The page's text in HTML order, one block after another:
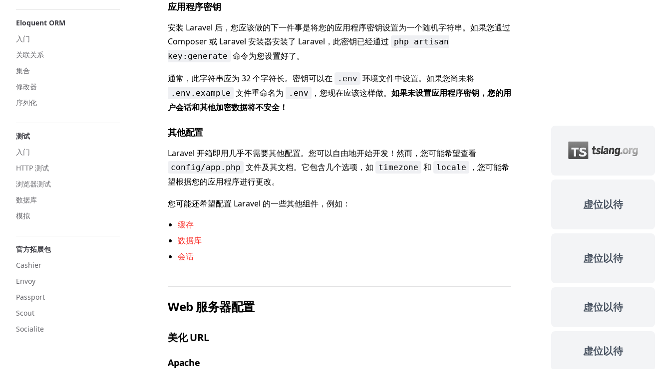
Eloquent ORM
入门
关联关系
集合
修改器
序列化
测试
入门
HTTP 测试
浏览器测试
数据库
模拟
官方拓展包
Cashier
Envoy
Passport
Scout
Socialite
虚位以待
虚位以待
虚位以待
虚位以待
应用程序密钥
安装 Laravel 后，您应该做的下一件事是将您的应用程序密钥设置为一个随机字符串。如果您通过
Composer 或 Laravel 安装器安装了 Laravel，此密钥已经通过
php artisan
key:generate 命令为您设置好了。
通常，此字符串应为 32 个字符长。密钥可以在 .env 环境文件中设置。如果您尚未将
.env.example 文件重命名为 .env ，您现在应该这样做。 如果未设置应用程序密钥，您的用
户会话和其他加密数据将不安全！
其他配置
Laravel 开箱即用几乎不需要其他配置。您可以自由地开始开发！然而，您可能希望查看
config/app.php 文件及其文档。它包含几个选项，如 timezone 和 locale
，您可能希
望根据您的应用程序进行更改。
您可能还希望配置 Laravel 的一些其他组件，例如：
缓存
数据库
会话
Web 服务器配置
美化 URL
Apache